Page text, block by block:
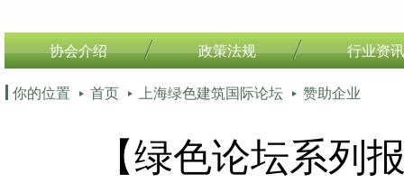
协会介绍 政策法规 行业资
你的位置 首页 上海绿色建筑国际论坛 赞助企业
【绿色论坛系列